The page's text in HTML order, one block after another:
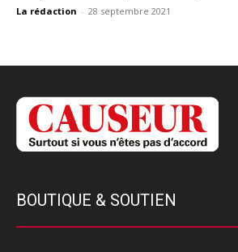
La rédaction - 28 septembre 2021
BOUTIQUE & SOUTIEN